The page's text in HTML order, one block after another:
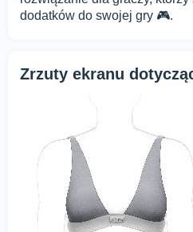
dodatków do swojej gry 🎮.
Zrzuty ekranu